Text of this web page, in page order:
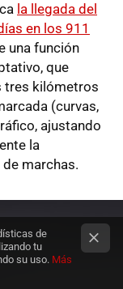
la llegada del
en los 911
una función
que
tres kilómetros
(curvas,
ajustando
la
marchas.
de
tu
su uso. Más